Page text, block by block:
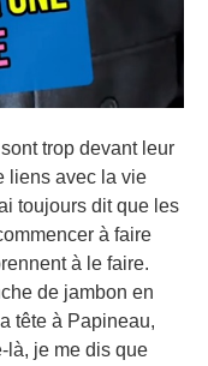
trop devant leur
liens avec la vie
toujours dit que les
à faire
à le faire.
de jambon en
tête à Papineau,
là, je me dis que